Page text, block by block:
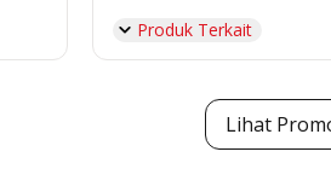
Produk Terkait
Lihat